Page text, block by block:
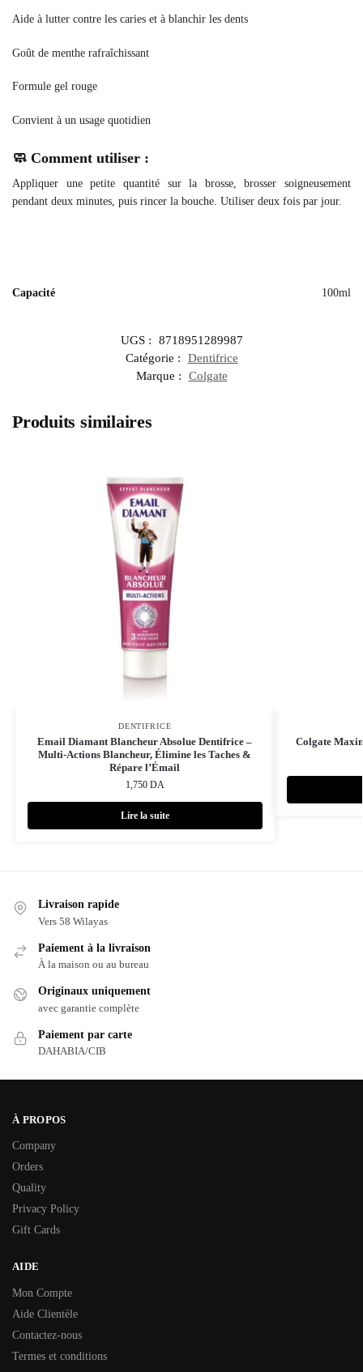
Aide à lutter contre les caries et à blanchir les dents
Goût de menthe rafraîchissant
Formule gel rouge
Convient à un usage quotidien
🧼 Comment utiliser :
Appliquer une petite quantité sur la brosse, brosser soigneusement
pendant deux minutes, puis rincer la bouche. Utiliser deux fois par jour.
Capacité 100ml
UGS :
8718951289987
Catégorie :
Dentifrice
Marque :
Colgate
Produits similaires
DENTIFRICE
Email Diamant Blancheur Absolue Dentifrice –
Multi‑Actions Blancheur, Élimine les Taches &
Répare l’Émail
1,750 DA
Lire la suite
Colgate
Livraison rapide
Vers 58 Wilayas
Paiement à la livraison
À la maison ou au bureau
Originaux uniquement
avec garantie complète
Paiement par carte
DAHABIA/CIB
À PROPOS
Company
Orders
Quality
Privacy Policy
Gift Cards
AIDE
Mon Compte
Aide Clientèle
Contactez-nous
Termes et conditions